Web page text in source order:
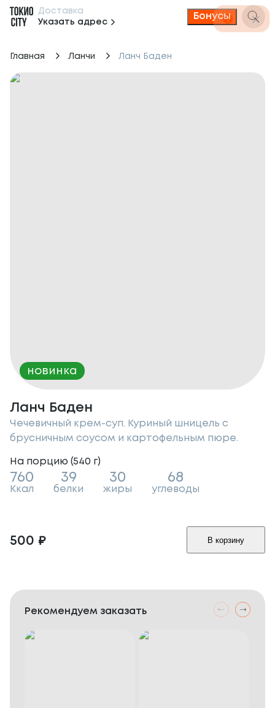
Доставка
Указать адрес
Бонусы
Главная Ланчи Ланч Баден
новинка
Ланч Баден
Чечевичный крем-суп. Куриный шницель с
брусничным соусом и картофельным пюре.
На порцию (540 г)
760
Ккал
39
белки
30
жиры
68
углеводы
500 ₽ В корзину
Рекомендуем заказать